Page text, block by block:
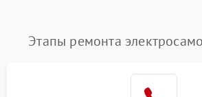
Этапы ремонта